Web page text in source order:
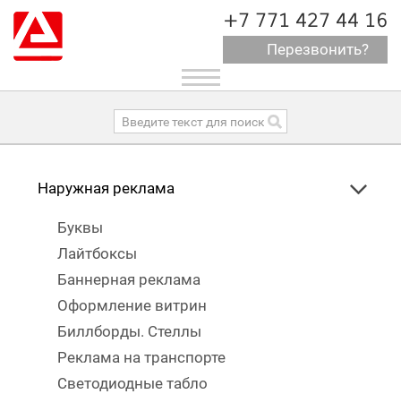
+7 771 427 44 16
Перезвонить?
Toggle
navigation
Наружная реклама
Буквы
Лайтбоксы
Баннерная реклама
Оформление витрин
Биллборды. Стеллы
Реклама на транспорте
Светодиодные табло